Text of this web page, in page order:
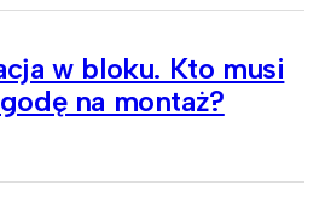
w bloku. Kto musi
na montaż?